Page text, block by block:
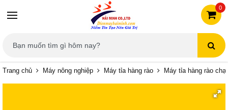
0
Trang chủ Máy nông nghiệp Máy tỉa hàng rào Máy tỉa hàng rào